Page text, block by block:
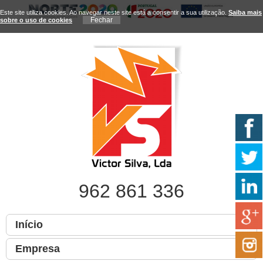
962 861 336
Início
Empresa
Este site utiliza cookies. Ao navegar neste site está a consentir a sua utilização. Saiba mais
sobre o uso de cookies